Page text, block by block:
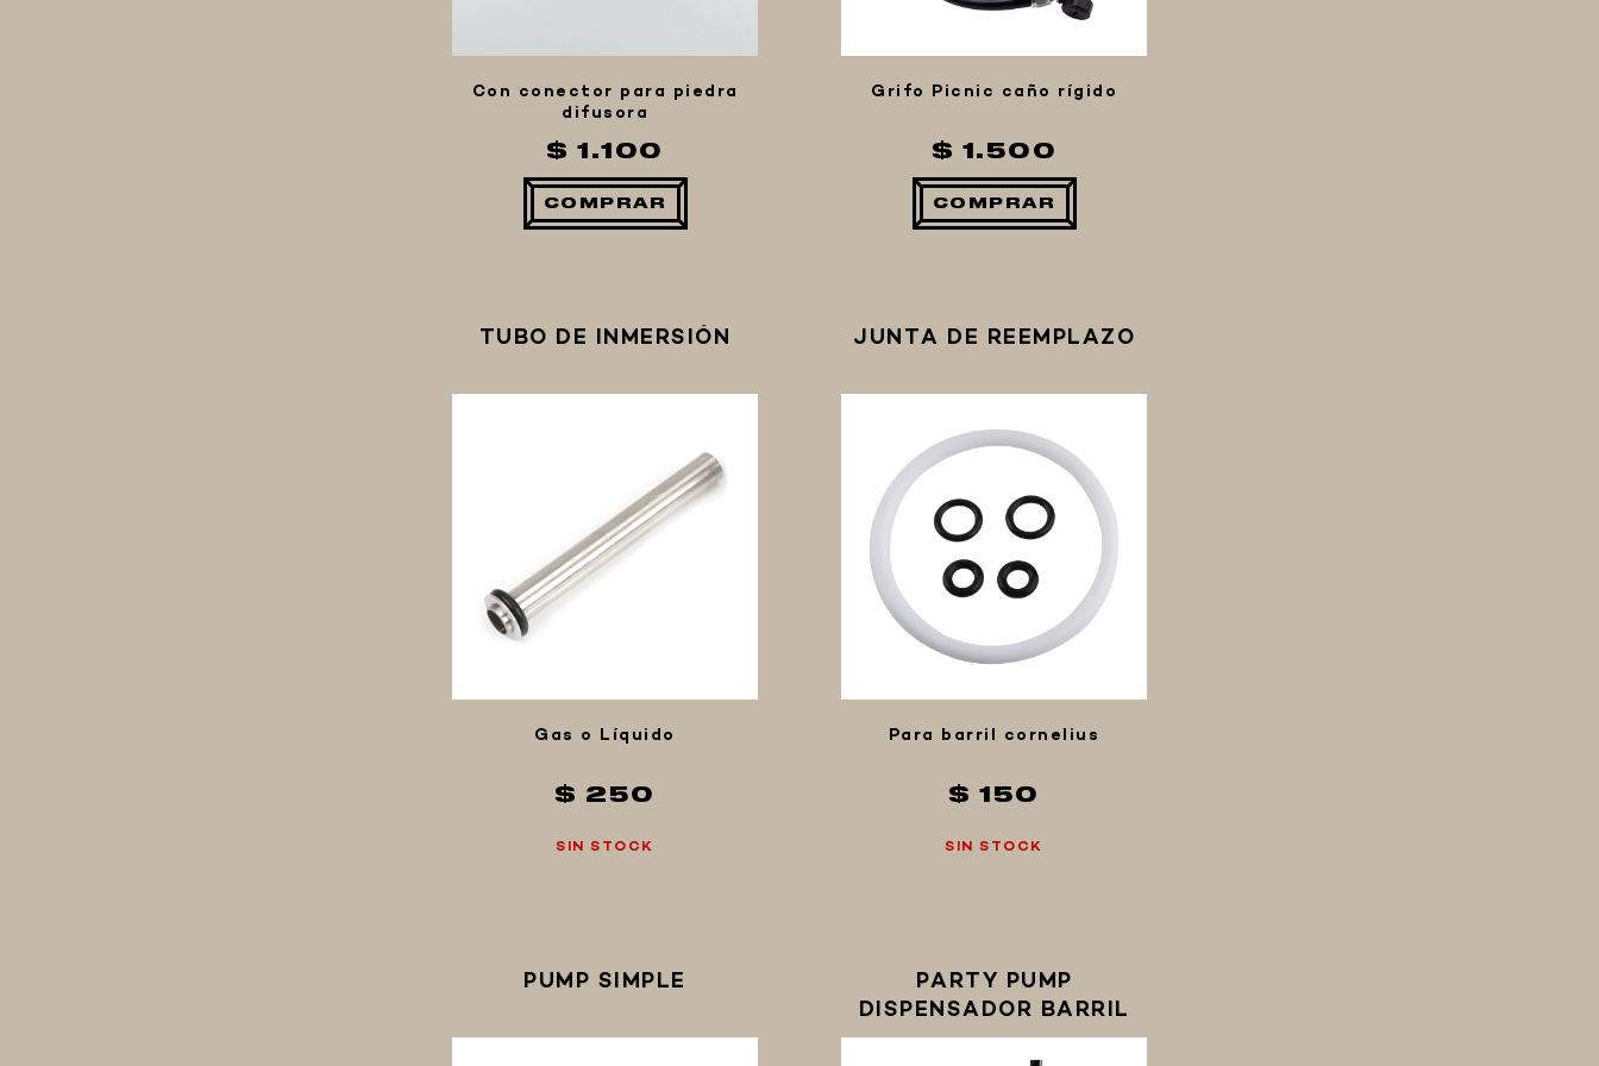
Con conector para piedra
difusora
$ 1.100
COMPRAR
Grifo Picnic caño rígido
$ 1.500
COMPRAR
TUBO DE INMERSIÓN
Gas o Líquido
$ 250
SIN STOCK
JUNTA DE REEMPLAZO
Para barril cornelius
$ 150
SIN STOCK
PUMP SIMPLE
PARTY PUMP
DISPENSADOR BARRIL